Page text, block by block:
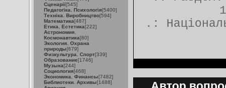
Сценарії[545]
Педагогіка. Психологія[5400]
Техніка. Виробництво[594]
Математика[487]
Етика. Естетика[222]
Астрономия.
Космонавтика[80]
Экология. Охрана
природы[679]
Физкультура. Спорт[339]
Образование[1746]
Музыка[244]
Социология[468]
Экономика. Финансы[7482]
Библиотеки. Архивы[1488]
.: